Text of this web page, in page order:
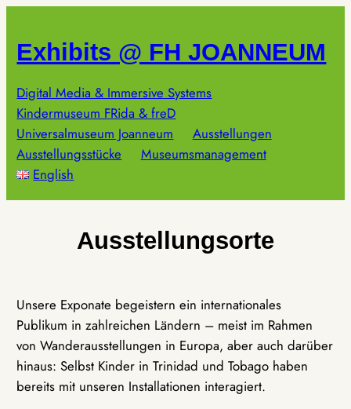
springen
Exhibits @ FH JOANNEUM
Digital Media & Immersive Systems
Kindermuseum FRida & freD
Universalmuseum Joanneum
Ausstellungen
Ausstellungsstücke
Museumsmanagement
English
Ausstellungsorte
Unsere Exponate begeistern ein internationales
Publikum in zahlreichen Ländern – meist im Rahmen
von Wanderausstellungen in Europa, aber auch darüber
hinaus: Selbst Kinder in Trinidad und Tobago haben
bereits mit unseren Installationen interagiert.